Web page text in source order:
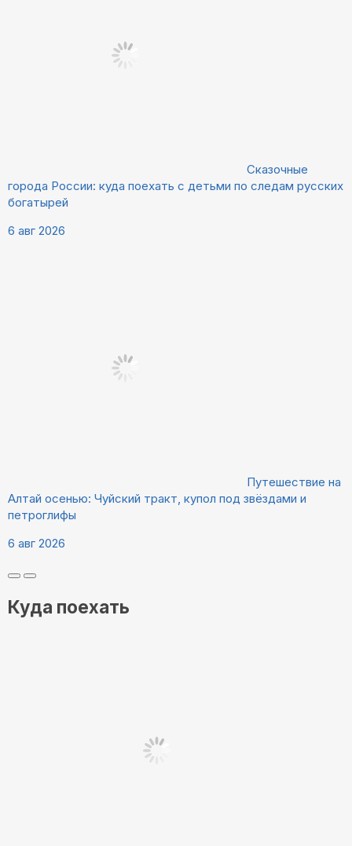
Сказочные
города России: куда поехать с детьми по следам русских
богатырей
6 авг 2026
Путешествие на
Алтай осенью: Чуйский тракт, купол под звёздами и
петроглифы
6 авг 2026
Куда поехать